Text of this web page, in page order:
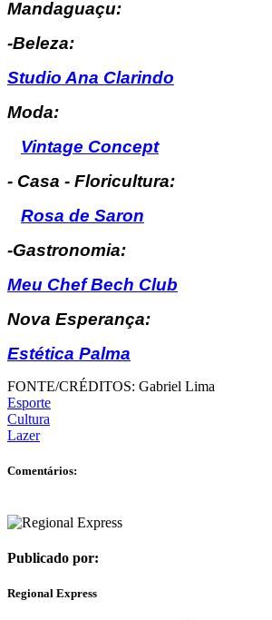
Mandaguaçu:
-Beleza:
Studio Ana Clarindo
Moda:
Vintage Concept
- Casa - Floricultura:
Rosa de Saron
-Gastronomia:
Meu Chef Bech Club
Nova Esperança:
Estética Palma
FONTE/CRÉDITOS: Gabriel Lima
Esporte
Cultura
Lazer
Comentários:
Publicado por:
Regional Express